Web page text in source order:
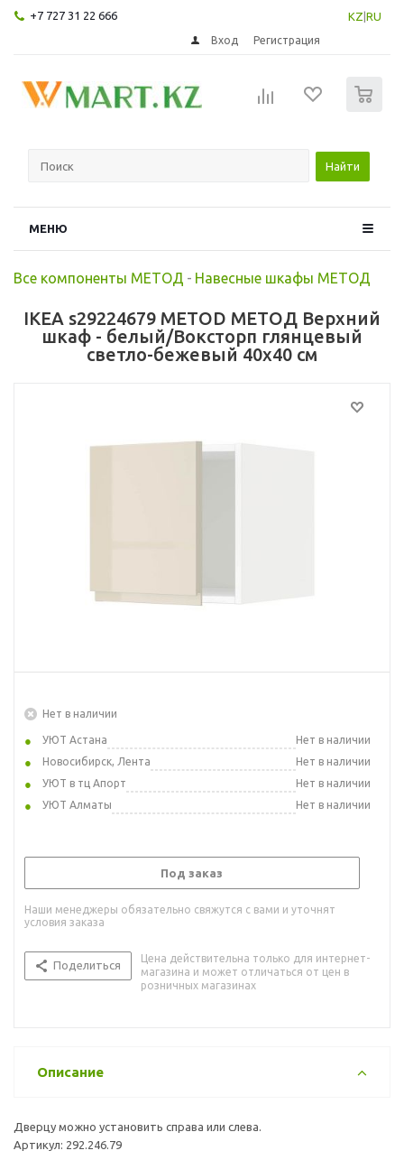
+7 727 31 22 666 KZ RU
Вход Регистрация
Найти
МЕНЮ
Все компоненты МЕТОД - Навесные шкафы МЕТОД
IKEA s29224679 METOD МЕТОД Верхний
шкаф - белый/Воксторп глянцевый
светло-бежевый 40x40 см
Нет в наличии
УЮТ Астана
Нет в наличии
Новосибирск, Лента
Нет в наличии
УЮТ в тц Апорт
Нет в наличии
УЮТ Алматы
Нет в наличии
Под заказ
Наши менеджеры обязательно свяжутся с вами и уточнят
условия заказа
Поделиться
Цена действительна только для интернет-
магазина и может отличаться от цен в
розничных магазинах
Описание
Дверцу можно установить справа или слева.
Артикул: 292.246.79